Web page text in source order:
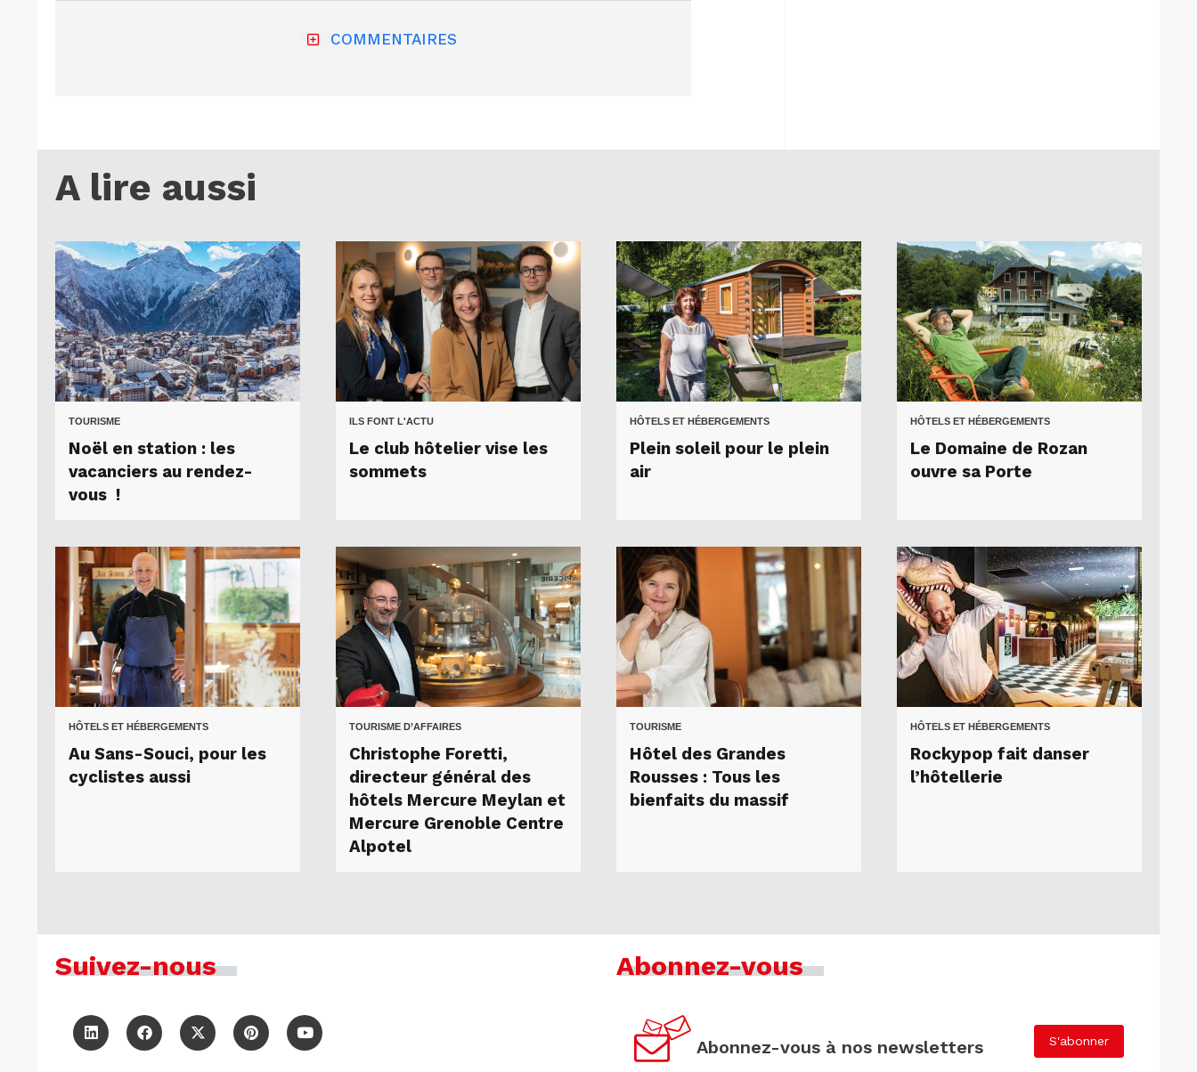
COMMENTAIRES
A lire aussi
TOURISME
Noël en station : les
vacanciers au rendez-
vous !
ILS FONT L'ACTU
Le club hôtelier vise les
sommets
HÔTELS ET HÉBERGEMENTS
Plein soleil pour le plein
air
HÔTELS ET HÉBERGEMENTS
Le Domaine de Rozan
ouvre sa Porte
HÔTELS ET HÉBERGEMENTS
Au Sans-Souci, pour les
cyclistes aussi
TOURISME D’AFFAIRES
Christophe Foretti,
directeur général des
hôtels Mercure Meylan et
Mercure Grenoble Centre
Alpotel
TOURISME
Hôtel des Grandes
Rousses : Tous les
bienfaits du massif
HÔTELS ET HÉBERGEMENTS
Rockypop fait danser
l’hôtellerie
Suivez-nous Abonnez-vous
Abonnez-vous à nos newsletters S'abonner